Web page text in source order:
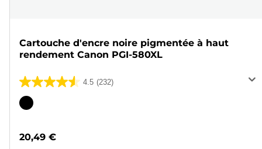
Cartouche d'encre noire pigmentée à haut
rendement Canon PGI-580XL
4.5 (232)
4.5
sur
232
Cartouche
20,49 €